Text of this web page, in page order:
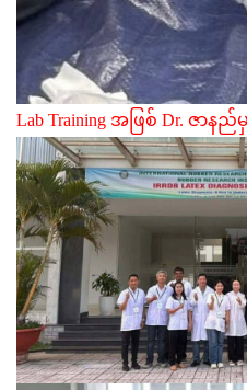
Lab Training အဖြစ် Dr. ဇာ